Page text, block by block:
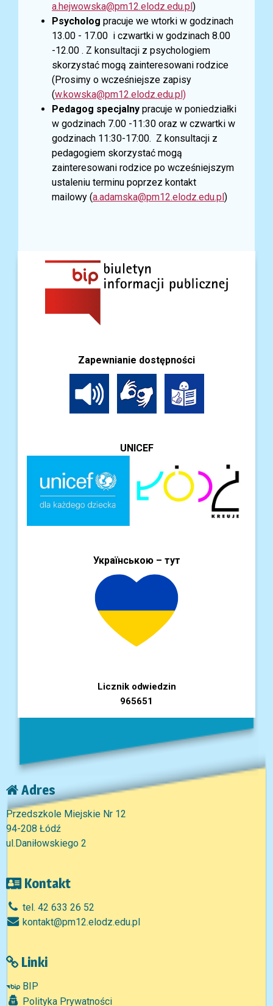
a.hejwowska@pm12.elodz.edu.pl)
Psycholog pracuje we wtorki w godzinach
13.00 - 17.00 i czwartki w godzinach 8.00
-12.00 . Z konsultacji z psychologiem
skorzystać mogą zainteresowani rodzice
(Prosimy o wcześniejsze zapisy
(w.kowska@pm12.elodz.edu.pl)
Pedagog specjalny pracuje w poniedziałki
w godzinach 7.00 -11:30 oraz w czwartki w
godzinach 11:30-17:00. Z konsultacji z
pedagogiem skorzystać mogą
zainteresowani rodzice po wcześniejszym
ustaleniu terminu poprzez kontakt
mailowy (a.adamska@pm12.elodz.edu.pl)
Zapewnianie dostępności
UNICEF
Українською – тут
Licznik odwiedzin
965651
Adres
Przedszkole Miejskie Nr 12
94-208 Łódź
ul.Daniłowskiego 2
Kontakt
tel. 42 633 26 52
kontakt@pm12.elodz.edu.pl
Linki
BIP
Polityka Prywatności